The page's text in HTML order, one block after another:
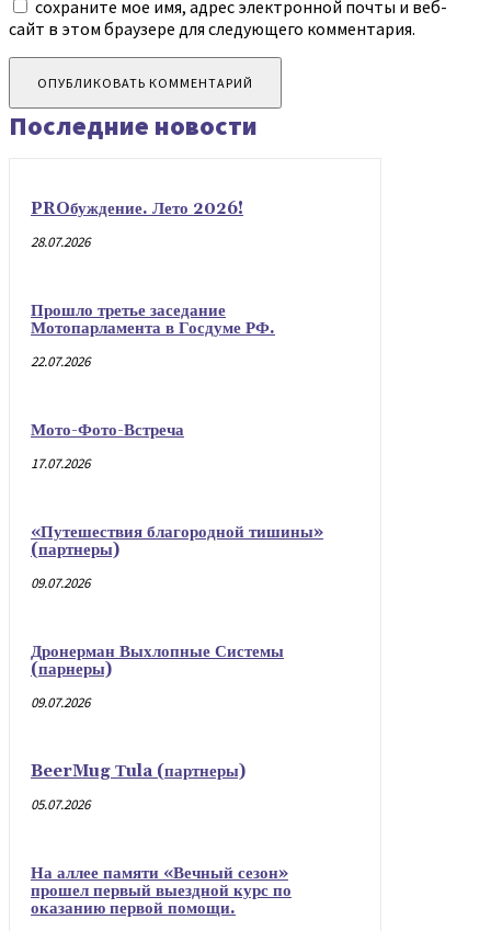
сохраните мое имя, адрес электронной почты и веб-
сайт в этом браузере для следующего комментария.
Последние новости
PROбуждение. Лето 2026!
28.07.2026
Прошло третье заседание
Мотопарламента в Госдуме РФ.
22.07.2026
Мото-Фото-Встреча
17.07.2026
«Путешествия благородной тишины»
(партнеры)
09.07.2026
Дронерман Выхлопные Системы
(парнеры)
09.07.2026
BeerMug Тula (партнеры)
05.07.2026
На аллее памяти «Вечный сезон»
прошел первый выездной курс по
оказанию первой помощи.